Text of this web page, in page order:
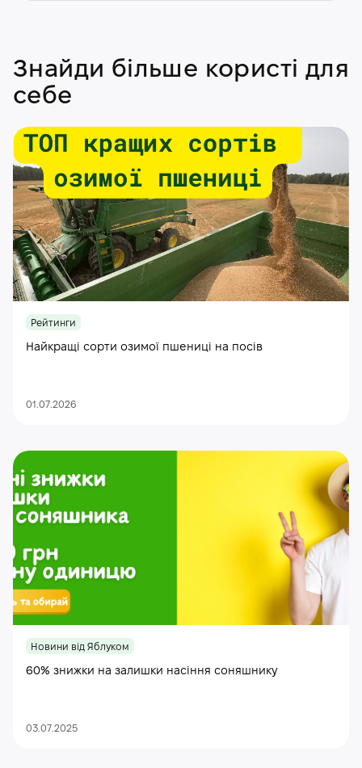
Знайди більше користі для
себе
Рейтинги
Найкращі сорти озимої пшениці на посів
01.07.2026
Новини від Яблуком
60% знижки на залишки насіння соняшнику
03.07.2025